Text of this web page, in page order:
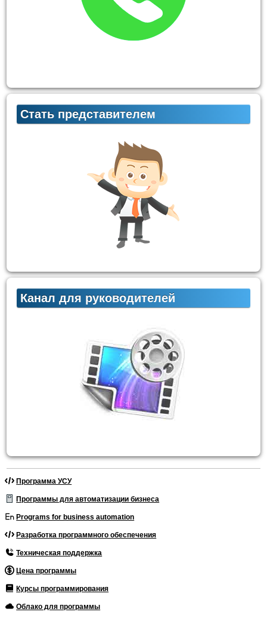
Стать представителем
Канал для руководителей
Программа УСУ
Программы для автоматизации бизнеса
Programs for business automation
Разработка программного обеспечения
Техническая поддержка
Цена программы
Курсы программирования
Облако для программы